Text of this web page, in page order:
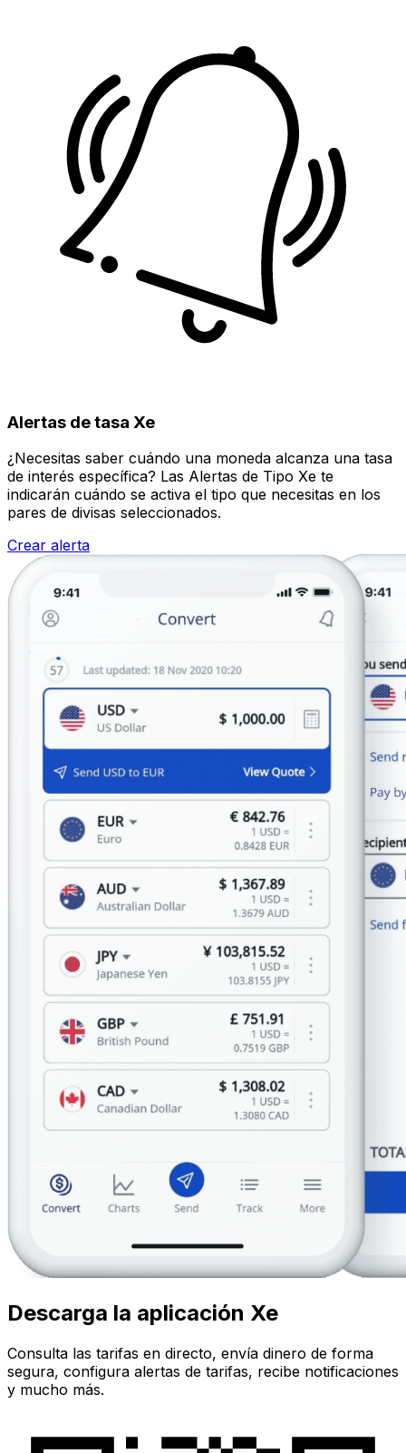
Alertas de tasa Xe
¿Necesitas saber cuándo una moneda alcanza una tasa
de interés específica? Las Alertas de Tipo Xe te
indicarán cuándo se activa el tipo que necesitas en los
pares de divisas seleccionados.
Crear alerta
Descarga la aplicación Xe
Consulta las tarifas en directo, envía dinero de forma
segura, configura alertas de tarifas, recibe notificaciones
y mucho más.